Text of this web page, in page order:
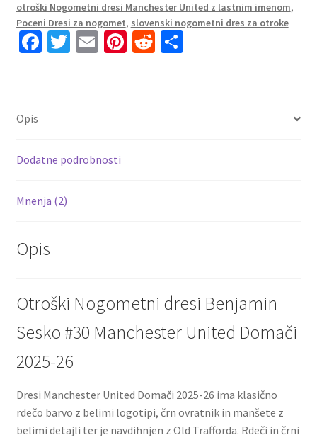
Domači
2025-
26
otroški Nogometni dresi Manchester United z lastnim imenom,
Poceni Dresi za nogomet, slovenski nogometni dres za otroke
Fa
k
T E Pi R S
Opis
Dodatne podrobnosti
Mnenja (2)
Opis
Otroški Nogometni dresi Benjamin
Sesko #30 Manchester United Domači
2025-26
Dresi Manchester United Domači 2025-26 ima klasično
rdečo barvo z belimi logotipi, črn ovratnik in manšete z
belimi detajli ter je navdihnjen z Old Trafforda. Rdeči in črni